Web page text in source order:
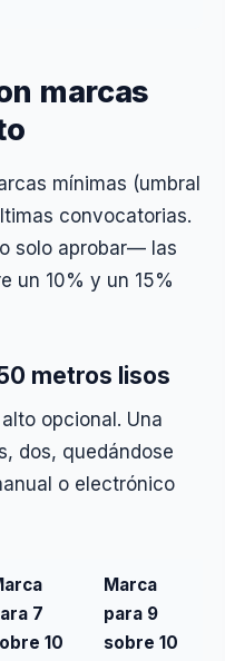
marcas
mínimas (umbral
convocatorias.
solo aprobar— las
un 10% y un 15%
metros lisos
opcional. Una
dos, quedándose
o electrónico
7
10
Marca
para 9
sobre 10